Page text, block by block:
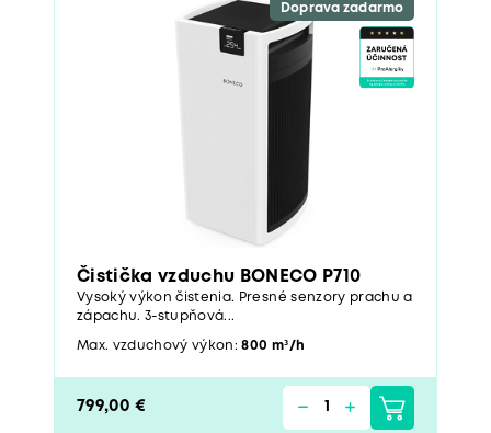
Doprava zadarmo
Čistička vzduchu BONECO P710
Vysoký výkon čistenia. Presné senzory prachu a
zápachu. 3-stupňová...
Max. vzduchový výkon:800 m³/h
799,00 €